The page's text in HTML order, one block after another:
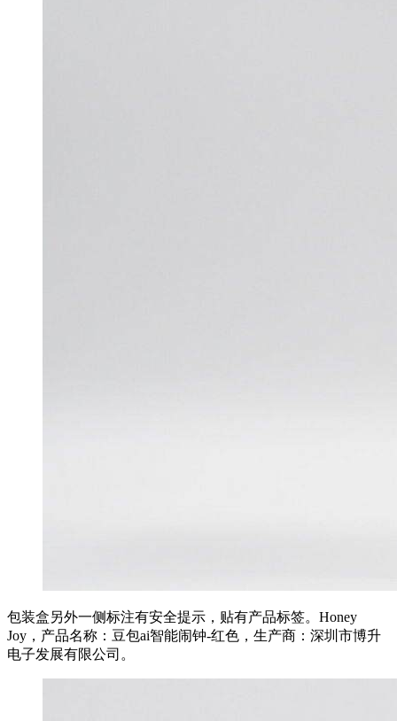
包装盒另外一侧标注有安全提示，贴有产品标签。Honey
Joy，产品名称：豆包ai智能闹钟-红色，生产商：深圳市博升
电子发展有限公司。